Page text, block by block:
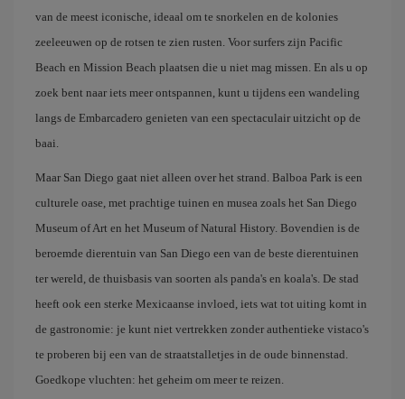
van de meest iconische, ideaal om te snorkelen en de kolonies
zeeleeuwen op de rotsen te zien rusten. Voor surfers zijn Pacific
Beach en Mission Beach plaatsen die u niet mag missen. En als u op
zoek bent naar iets meer ontspannen, kunt u tijdens een wandeling
langs de Embarcadero genieten van een spectaculair uitzicht op de
baai.
Maar San Diego gaat niet alleen over het strand. Balboa Park is een
culturele oase, met prachtige tuinen en musea zoals het San Diego
Museum of Art en het Museum of Natural History. Bovendien is de
beroemde dierentuin van San Diego een van de beste dierentuinen
ter wereld, de thuisbasis van soorten als panda's en koala's. De stad
heeft ook een sterke Mexicaanse invloed, iets wat tot uiting komt in
de gastronomie: je kunt niet vertrekken zonder authentieke vistaco's
te proberen bij een van de straatstalletjes in de oude binnenstad.
Goedkope vluchten: het geheim om meer te reizen.